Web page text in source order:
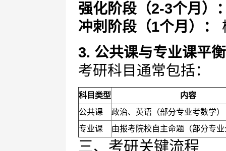
强化阶段（2-3个月）
冲刺阶段（1个月）：
3. 公共课与专业课平衡
考研科目通常包括：
科目类型
内容
公共课
政治、英语（部分专业考数学）
专业课
由报考院校自主命题（部分专
三、考研关键流程